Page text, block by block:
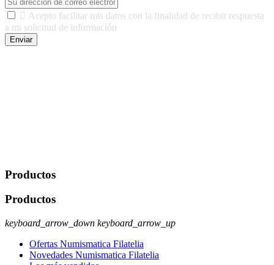
 Acepto facilitar mis datos con la finalidad de recibir respuesta
a mi solicitud de información
Enviar
Productos
Productos
keyboard_arrow_down keyboard_arrow_up
Ofertas Numismatica Filatelia
Novedades Numismatica Filatelia